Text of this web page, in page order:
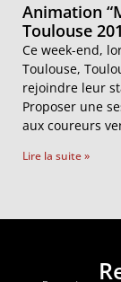
Animation
Toulouse
Ce week-end,
Toulouse,
rejoindre leur
Proposer une
aux coureurs
Lire la suite »